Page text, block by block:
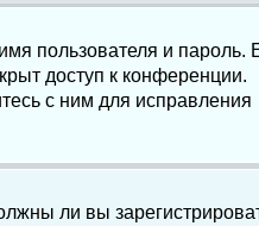
пользователя и пароль.
доступ к конференции.
с ним для исправления
ли вы